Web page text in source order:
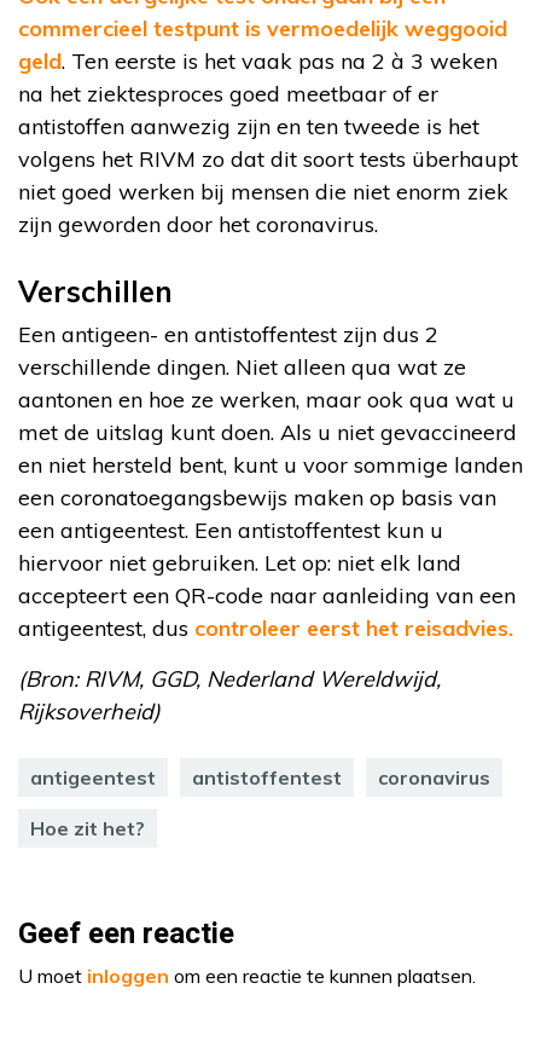
commercieel testpunt is vermoedelijk weggooid
geld. Ten eerste is het vaak pas na 2 à 3 weken
na het ziektesproces goed meetbaar of er
antistoffen aanwezig zijn en ten tweede is het
volgens het RIVM zo dat dit soort tests überhaupt
niet goed werken bij mensen die niet enorm ziek
zijn geworden door het coronavirus.
Verschillen
Een antigeen- en antistoffentest zijn dus 2
verschillende dingen. Niet alleen qua wat ze
aantonen en hoe ze werken, maar ook qua wat u
met de uitslag kunt doen. Als u niet gevaccineerd
en niet hersteld bent, kunt u voor sommige landen
een coronatoegangsbewijs maken op basis van
een antigeentest. Een antistoffentest kun u
hiervoor niet gebruiken. Let op: niet elk land
accepteert een QR-code naar aanleiding van een
antigeentest, dus controleer eerst het reisadvies.
(Bron: RIVM, GGD, Nederland Wereldwijd,
Rijksoverheid)
antigeentest antistoffentest coronavirus
Hoe zit het?
Geef een reactie
U moet inloggen om een reactie te kunnen plaatsen.